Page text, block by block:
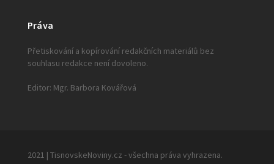
Práva
Přetiskování a kopírování redakčních materiálů bez
souhlasu redakce není dovoleno.
Editor: Mgr. Barbora Kovářová
2021 | TisnovskeNoviny.cz - všechna práva vyhrazena.